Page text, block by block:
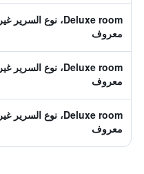
Deluxe room، نوع السرير غير
معروف
Deluxe room، نوع السرير غير
معروف
Deluxe room، نوع السرير غير
معروف